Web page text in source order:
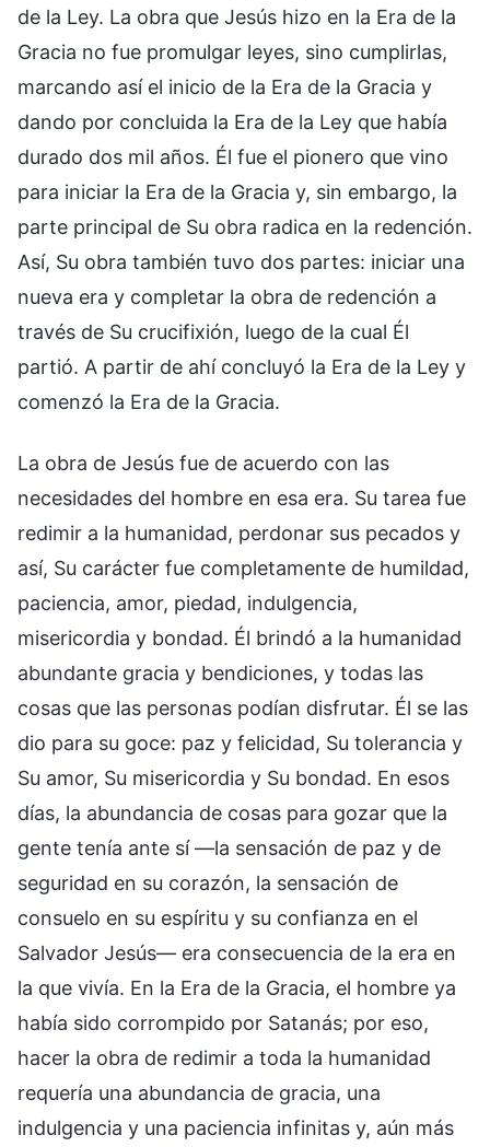
de la Ley. La obra que Jesús hizo en la Era de la
Gracia no fue promulgar leyes, sino cumplirlas,
marcando así el inicio de la Era de la Gracia y
dando por concluida la Era de la Ley que había
durado dos mil años. Él fue el pionero que vino
para iniciar la Era de la Gracia y, sin embargo, la
parte principal de Su obra radica en la redención.
Así, Su obra también tuvo dos partes: iniciar una
nueva era y completar la obra de redención a
través de Su crucifixión, luego de la cual Él
partió. A partir de ahí concluyó la Era de la Ley y
comenzó la Era de la Gracia.
La obra de Jesús fue de acuerdo con las
necesidades del hombre en esa era. Su tarea fue
redimir a la humanidad, perdonar sus pecados y
así, Su carácter fue completamente de humildad,
paciencia, amor, piedad, indulgencia,
misericordia y bondad. Él brindó a la humanidad
abundante gracia y bendiciones, y todas las
cosas que las personas podían disfrutar. Él se las
dio para su goce: paz y felicidad, Su tolerancia y
Su amor, Su misericordia y Su bondad. En esos
días, la abundancia de cosas para gozar que la
gente tenía ante sí —la sensación de paz y de
seguridad en su corazón, la sensación de
consuelo en su espíritu y su confianza en el
Salvador Jesús— era consecuencia de la era en
la que vivía. En la Era de la Gracia, el hombre ya
había sido corrompido por Satanás; por eso,
hacer la obra de redimir a toda la humanidad
requería una abundancia de gracia, una
indulgencia y una paciencia infinitas y, aún más